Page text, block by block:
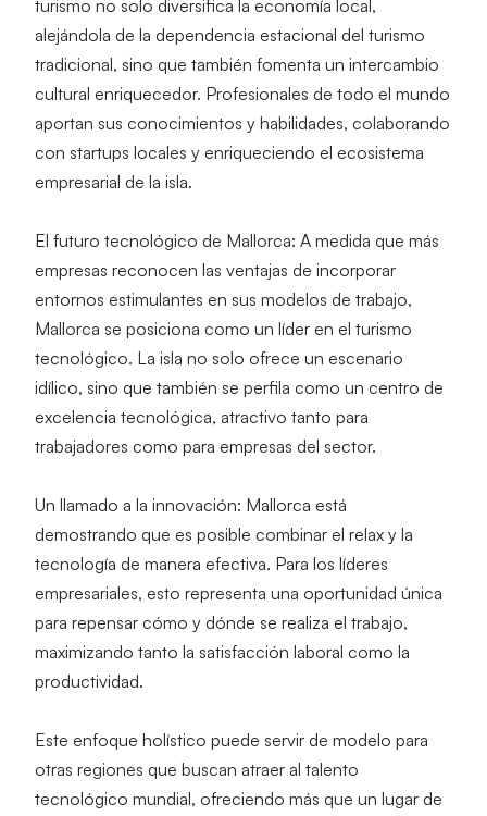
turismo no solo diversifica la economía local,
alejándola de la dependencia estacional del turismo
tradicional, sino que también fomenta un intercambio
cultural enriquecedor. Profesionales de todo el mundo
aportan sus conocimientos y habilidades, colaborando
con startups locales y enriqueciendo el ecosistema
empresarial de la isla.
El futuro tecnológico de Mallorca: A medida que más
empresas reconocen las ventajas de incorporar
entornos estimulantes en sus modelos de trabajo,
Mallorca se posiciona como un líder en el turismo
tecnológico. La isla no solo ofrece un escenario
idílico, sino que también se perfila como un centro de
excelencia tecnológica, atractivo tanto para
trabajadores como para empresas del sector.
Un llamado a la innovación: Mallorca está
demostrando que es posible combinar el relax y la
tecnología de manera efectiva. Para los líderes
empresariales, esto representa una oportunidad única
para repensar cómo y dónde se realiza el trabajo,
maximizando tanto la satisfacción laboral como la
productividad.
Este enfoque holístico puede servir de modelo para
otras regiones que buscan atraer al talento
tecnológico mundial, ofreciendo más que un lugar de